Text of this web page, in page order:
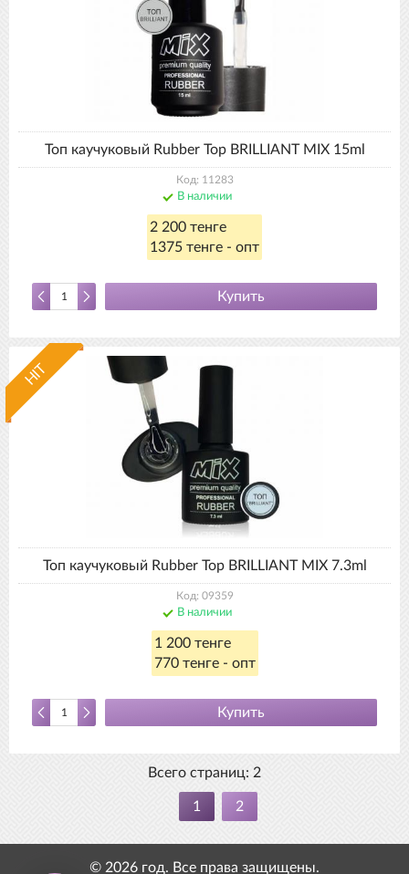
Топ каучуковый Rubber Top BRILLIANT MIX 15ml
Код: 11283
В наличии
2 200 тенге
1375 тенге - опт
Купить
HIT
Топ каучуковый Rubber Top BRILLIANT MIX 7.3ml
Код: 09359
В наличии
1 200 тенге
770 тенге - опт
Купить
Всего страниц: 2
1 2
© 2026 год. Все права защищены.